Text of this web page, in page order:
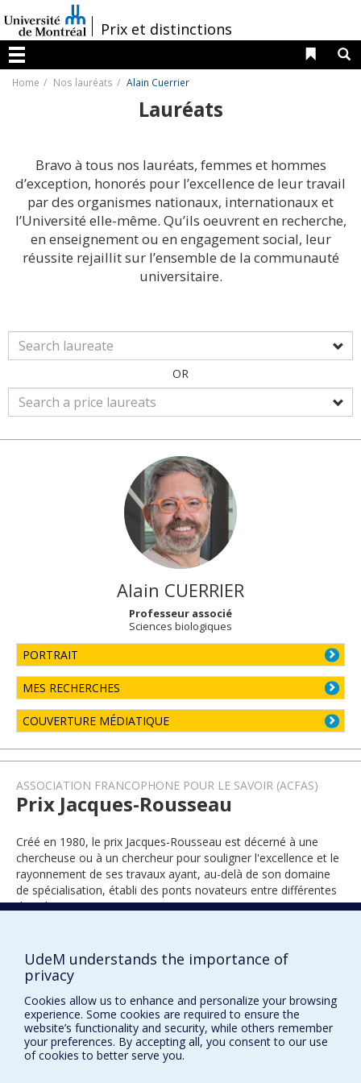
au
contenu
/Prix et distinctions
Menu
Liens
Home Nos lauréats Alain Cuerrier
Lauréats
Bravo à tous nos lauréats, femmes et hommes
d’exception, honorés pour l’excellence de leur travail
par des organismes nationaux, internationaux et
l’Université elle-même. Qu’ils oeuvrent en recherche,
en enseignement ou en engagement social, leur
réussite rejaillit sur l’ensemble de la communauté
universitaire.
OR
Alain CUERRIER
Professeur associé
Sciences biologiques
PORTRAIT
MES RECHERCHES
COUVERTURE MÉDIATIQUE
ASSOCIATION FRANCOPHONE POUR LE SAVOIR (ACFAS)
Prix Jacques-Rousseau
Créé en 1980, le prix Jacques-Rousseau est décerné à une
chercheuse ou à un chercheur pour souligner l'excellence et le
rayonnement de ses travaux ayant, au-delà de son domaine
de spécialisation, établi des ponts novateurs entre différentes
disciplines.
UdeM understands the importance of
privacy
Cookies allow us to enhance and personalize your browsing
experience. Some cookies are required to ensure the
website’s functionality and security, while others remember
your preferences. By accepting all, you consent to our use
of cookies to better serve you.